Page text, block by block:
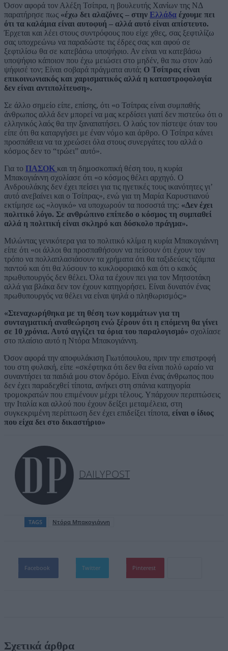
Όσον αφορά τον Αλέξη Τσίπρα, η βουλευτής Χανίων της ΝΔ
παρατήρησε πως «έχω δει αλαζόνες – στην Ελλάδα έχουμε πει
ότι τα καλάμια είναι αυτοφυή – αλλά αυτό είναι απίστευτο.
Έρχεται και λέει στους συντρόφους που είχε χθες, σας ξεφτιλίζω
σας υποχρεώνω να παραδώστε τις έδρες σας και αφού σε
ξεφτιλίσω θα σε κατεβάσω υποψήφιο. Αν είναι να κατεβάσω
υποψήφιο κάποιον που έχω μειώσει στο μηδέν, θα πω στον λαό
ψήφισέ τον; Είναι σοβαρά πράγματα αυτά; Ο Τσίπρας είναι
επικοινωνιακός και χαρισματικός αλλά η καταστροφολογία
δεν είναι αντιπολίτευση».
Σε άλλο σημείο είπε, επίσης, ότι «ο Τσίπρας είναι συμπαθής
άνθρωπος αλλά δεν μπορεί να μας κερδίσει γιατί δεν πιστεύω ότι ο
ελληνικός λαός θα την ξαναπατήσει. Ο λαός τον πίστεψε όταν του
είπε ότι θα καταργήσει με έναν νόμο και άρθρο. Ο Τσίπρα κάνει
προσπάθεια να τα χρεώσει όλα στους συνεργάτες του αλλά ο
κόσμος δεν το “τρώει” αυτό».
Για το ΠΑΣΟΚ και τη δημοσκοπική θέση του, η κυρία
Μπακογιάννη σχολίασε ότι «ο κόσμος θέλει αρχηγό. Ο
Ανδρουλάκης δεν έχει πείσει για τις ηγετικές τους ικανότητες γι’
αυτό ανεβαίνει και ο Τσίπρας», ενώ για τη Μαρία Καρυστιανού
εκτίμησε ως «λογικό» να υποχωρούν τα ποσοστά της: «Δεν έχει
πολιτικό λόγο. Σε ανθρώπινο επίπεδο ο κόσμος τη συμπαθεί
αλλά η πολιτική είναι σκληρό και δύσκολο πράγμα».
Μιλώντας γενικότερα για το πολιτικό κλίμα η κυρία Μπακογιάννη
είπε ότι «οι άλλοι θα προσπαθήσουν να πείσουν ότι έχουν τον
τρόπο να πολλαπλασιάσουν τα χρήματα ότι θα ταξιδεύεις τζάμπα
παντού και ότι θα λύσουν το κυκλοφοριακό και ότι ο κακός
πρωθυπουργός δεν θέλει. Όλα τα έχουν πει για τον Μητσοτάκη
αλλά για βλάκα δεν τον έχουν κατηγορήσει. Είναι δυνατόν ένας
πρωθυπουργός να θέλει να είναι ψηλά ο πληθωρισμός;»
«Στεναχωρήθηκα με τη θέση των κομμάτων για τη
συνταγματική αναθεώρηση ενώ ξέρουν ότι η επόμενη θα γίνει
σε 10 χρόνια. Αυτό αγγίζει τα όρια του παραλογισμό» σχολίασε
στο πλαίσιο αυτό η Ντόρα Μπακογιάννη.
Όσον αφορά την αποφυλάκιση Γιωτόπουλου, πριν την επιστροφή
του στη φυλακή, είπε «σκέφτηκα ότι δεν θα είναι πολύ ωραίο να
συναντήσει τα παιδιά μου στον δρόμο. Είναι ένας άνθρωπος που
δεν έχει παραδεχθεί τίποτα, ανήκει στη σπάνια κατηγορία
τρομοκρατών που επιμένουν μέχρι τέλους. Υπάρχουν περιπτώσεις
την Ιταλία και αλλού που έχουν δείξει μεταμέλεια, στη
συγκεκριμένη περίπτωση δεν έχει επιδείξει τίποτα, είναι ο ίδιος
που είχα δει στο δικαστήριο»
DAILYPOST
TAGS Ντόρα Μπακογιάννη
Facebook Twitter Pinterest
Σχετικά άρθρα